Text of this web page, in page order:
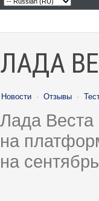
ЛАДА
Новости · Отзывы ·
Лада
на
на